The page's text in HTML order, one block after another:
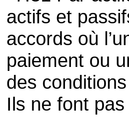
actifs et
accords où
paiement ou
des
Ils ne font